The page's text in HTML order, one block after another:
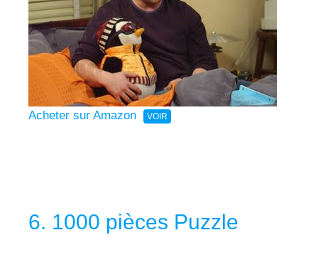
Acheter sur Amazon
6. 1000 pièces Puzzle